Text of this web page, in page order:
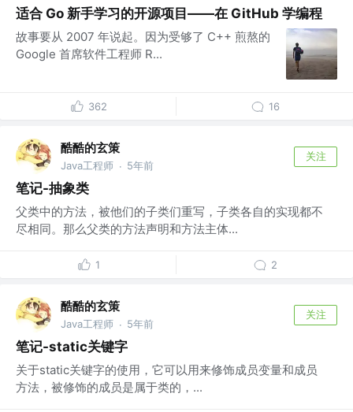
适合 Go 新手学习的开源项目——在 GitHub 学编程
故事要从 2007 年说起。因为受够了 C++ 煎熬的
Google 首席软件工程师 R...
362 16
酷酷的玄策
Java工程师 · 5年前
关注
笔记-抽象类
父类中的方法，被他们的子类们重写，子类各自的实现都不
尽相同。那么父类的方法声明和方法主体...
1 2
酷酷的玄策
Java工程师 · 5年前
关注
笔记-static关键字
关于static关键字的使用，它可以用来修饰成员变量和成员
方法，被修饰的成员是属于类的，...